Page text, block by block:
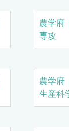
農学
専攻
農学
生産科